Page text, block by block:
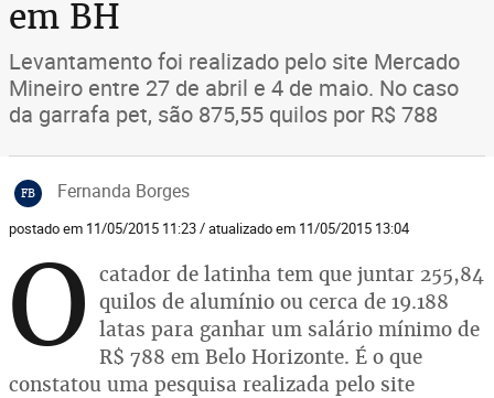
em BH
Levantamento foi realizado pelo site Mercado
Mineiro entre 27 de abril e 4 de maio. No caso
da garrafa pet, são 875,55 quilos por R$ 788
FB Fernanda Borges
postado em 11/05/2015 11:23 / atualizado em 11/05/2015 13:04
O catador de latinha tem que juntar 255,84
quilos de alumínio ou cerca de 19.188
latas para ganhar um salário mínimo de
R$ 788 em Belo Horizonte. É o que
constatou uma pesquisa realizada pelo site